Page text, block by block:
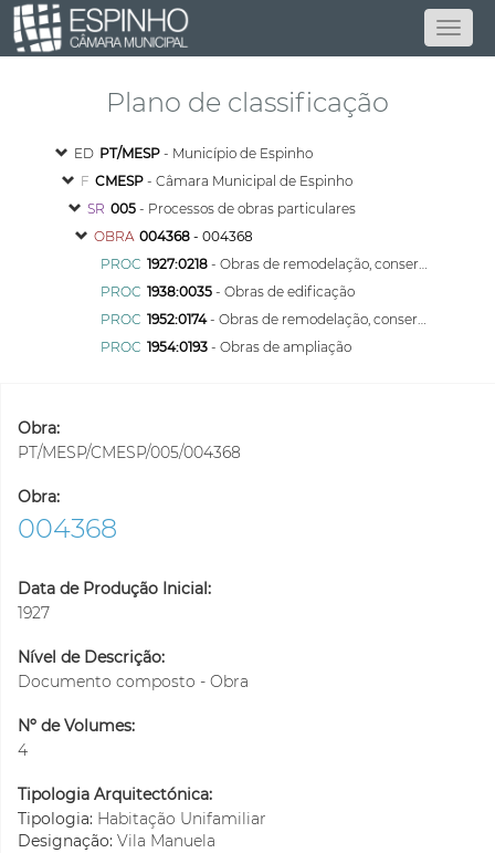
Plano de classificação
ED PT/MESP - Município de Espinho
F CMESP - Câmara Municipal de Espinho
SR 005 - Processos de obras particulares
OBRA 004368 - 004368
PROC 1927:0218 - Obras de remodelação, conservação
PROC 1938:0035 - Obras de edificação
PROC 1952:0174- Obras de remodelação, conservação
PROC 1954:0193 - Obras de ampliação
Obra:
PT/MESP/CMESP/005/004368
Obra:
004368
Data de Produção Inicial:
1927
Nível de Descrição:
Documento composto - Obra
Nº de Volumes:
4
Tipologia Arquitectónica:
Tipologia: Habitação Unifamiliar
Designação: Vila Manuela